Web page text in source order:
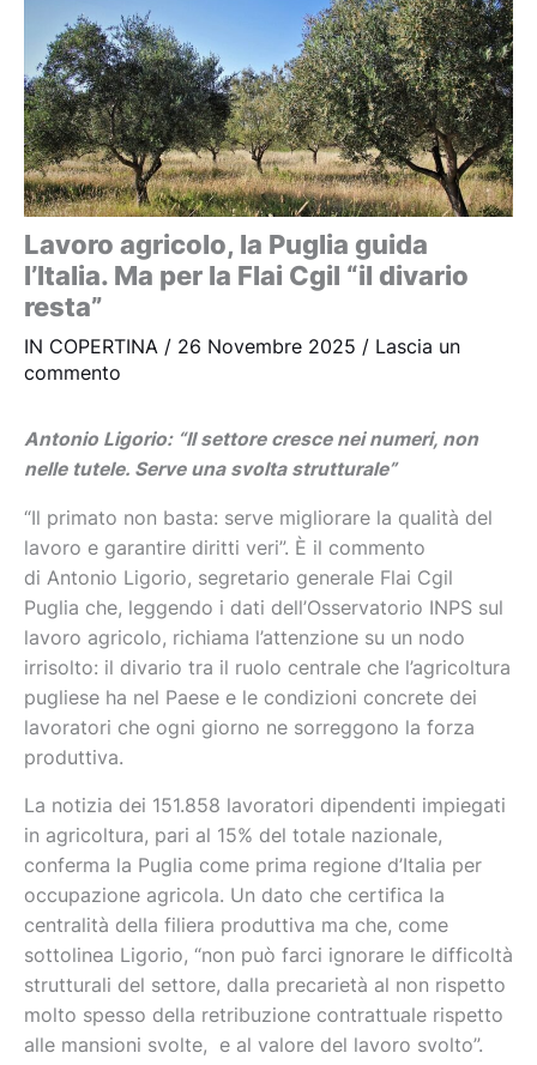
Lavoro agricolo, la Puglia guida
l’Italia. Ma per la Flai Cgil “il divario
resta”
IN COPERTINA / 26 Novembre 2025 / Lascia un
commento
Antonio Ligorio: “Il settore cresce nei numeri, non
nelle tutele. Serve una svolta strutturale”
“Il primato non basta: serve migliorare la qualità del
lavoro e garantire diritti veri”. È il commento
di Antonio Ligorio, segretario generale Flai Cgil
Puglia che, leggendo i dati dell’Osservatorio INPS sul
lavoro agricolo, richiama l’attenzione su un nodo
irrisolto: il divario tra il ruolo centrale che l’agricoltura
pugliese ha nel Paese e le condizioni concrete dei
lavoratori che ogni giorno ne sorreggono la forza
produttiva.
La notizia dei 151.858 lavoratori dipendenti impiegati
in agricoltura, pari al 15% del totale nazionale,
conferma la Puglia come prima regione d’Italia per
occupazione agricola. Un dato che certifica la
centralità della filiera produttiva ma che, come
sottolinea Ligorio, “non può farci ignorare le difficoltà
strutturali del settore, dalla precarietà al non rispetto
molto spesso della retribuzione contrattuale rispetto
alle mansioni svolte,
e al valore del lavoro svolto”.